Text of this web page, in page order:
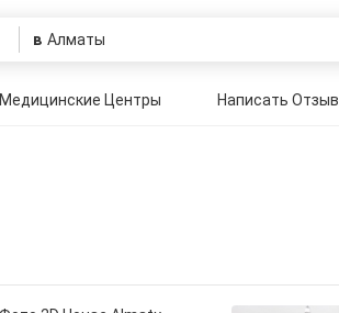
в
Медицинские Центры Написать Отзыв